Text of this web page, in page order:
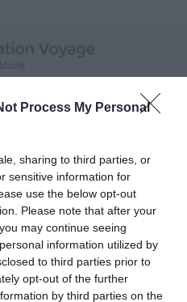
Process My Personal
sharing to third parties, or
sensitive information for
use the below opt-out
Please note that after your
may continue seeing
information utilized by
to third parties prior to
opt-out of the further
by third parties on the
: l’endroit habité